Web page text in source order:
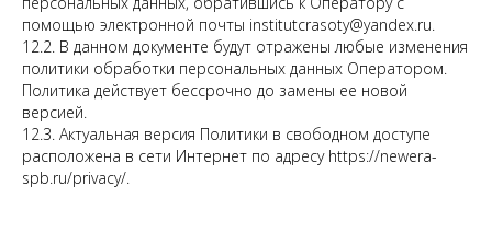
помощью электронной почты institutcrasoty@yandex.ru.
12.2. В данном документе будут отражены любые изменения
политики обработки персональных данных Оператором.
Политика действует бессрочно до замены ее новой
версией.
12.3. Актуальная версия Политики в свободном доступе
расположена в сети Интернет по адресу https://newera-
spb.ru/privacy/.